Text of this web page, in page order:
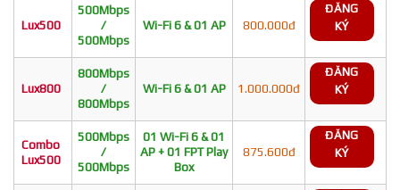
Lux500
500Mbps
/
500Mbps
Wi-Fi 6 & 01 AP 800.000đ
ĐĂNG
KÝ
Lux800
800Mbps
/
800Mbps
Wi-Fi 6 & 01 AP 1.000.000đ
ĐĂNG
KÝ
Combo
Lux500
500Mbps
/
500Mbps
01 Wi-Fi 6 & 01
AP + 01 FPT Play
Box
875.600đ
ĐĂNG
KÝ